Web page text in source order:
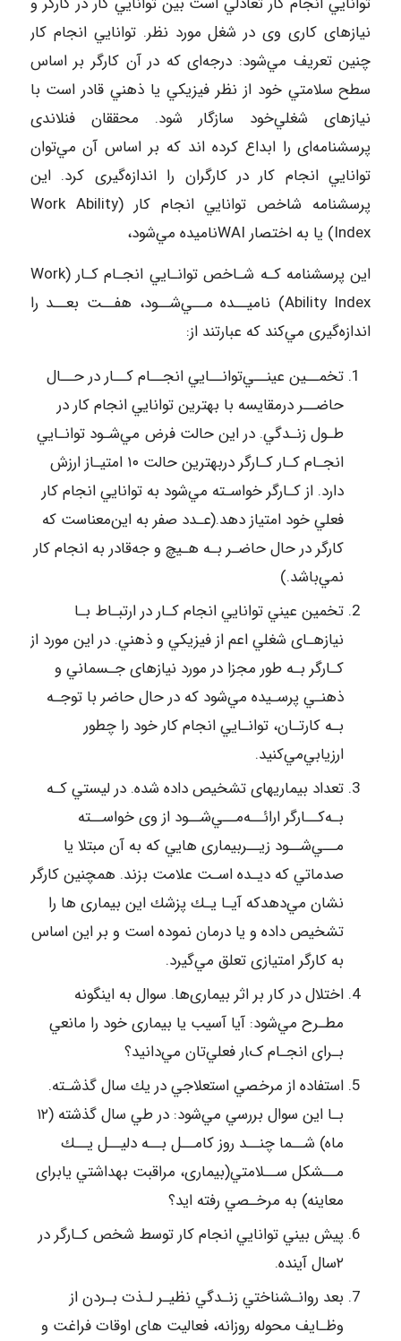
ﻧﻴﺎزﻫﺎی ﻛﺎری وی در ﺷﻐﻞ ﻣﻮرد ﻧﻈﺮ. ﺗﻮاﻧﺎﻳﻲ اﻧﺠﺎم ﻛﺎر
ﭼﻨﻴﻦ ﺗﻌﺮﻳﻒ ﻣﻲﺷﻮد: درﺟﻪای ﻛﻪ در آن ﻛﺎرﮔﺮ ﺑﺮ اﺳﺎس
ﺳﻄﺢ ﺳﻼﻣﺘﻲ ﺧﻮد از ﻧﻈﺮ ﻓﻴﺰﻳﻜﻲ ﻳﺎ ذﻫﻨﻲ ﻗﺎدر اﺳﺖ ﺑﺎ
ﻧﻴﺎزﻫﺎی ﺷﻐﻠﻲﺧﻮد ﺳﺎزﮔﺎر ﺷﻮد. ﻣﺤﻘﻘﺎن ﻓﻨﻼﻧﺪی
ﭘﺮﺳﺸﻨﺎﻣﻪای را اﺑﺪاع ﻛﺮده اﻧﺪ ﻛﻪ ﺑﺮ اﺳﺎس آن ﻣﻲﺗﻮان
ﺗﻮاﻧﺎﻳﻲ اﻧﺠﺎم ﻛﺎر در ﻛﺎرﮔﺮان را اﻧﺪازهﮔﻴﺮی ﻛﺮد. اﻳﻦ
ﭘﺮﺳﺸﻨﺎﻣﻪ ﺷﺎﺧﺺ ﺗﻮاﻧﺎﻳﻲ اﻧﺠﺎم ﻛﺎر (Work Ability
Index) ﻳﺎ ﺑﻪ اﺧﺘﺼﺎر WAIﻧﺎﻣﻴﺪه ﻣﻲﺷﻮد،
اﻳﻦ ﭘﺮﺳﺸﻨﺎﻣﻪ ﻛـﻪ ﺷـﺎﺧﺺ ﺗﻮاﻧـﺎﻳﻲ اﻧﺠـﺎم ﻛـﺎر (Work
Ability Index) ﻧﺎﻣﻴــﺪه ﻣــﻲﺷــﻮد، ﻫﻔــﺖ ﺑﻌــﺪ را
اﻧﺪازهﮔﻴﺮی ﻣﻲﻛﻨﺪ ﻛﻪ ﻋﺒﺎرﺗﻨﺪ از:
ﺗﺨﻤــﻴﻦ ﻋﻴﻨــﻲﺗﻮاﻧــﺎﻳﻲ اﻧﺠــﺎم ﻛــﺎر در ﺣــﺎل
ﺣﺎﺿــﺮ درﻣﻘﺎﻳﺴﻪ ﺑﺎ ﺑﻬﺘﺮﻳﻦ ﺗﻮاﻧﺎﻳﻲ اﻧﺠﺎم ﻛﺎر در
ﻃـﻮل زﻧـﺪﮔﻲ. در اﻳﻦ ﺣﺎﻟﺖ ﻓﺮض ﻣﻲﺷـﻮد ﺗﻮاﻧـﺎﻳﻲ
اﻧﺠـﺎم ﻛـﺎر ﻛـﺎرﮔﺮ درﺑﻬﺘﺮﻳﻦ ﺣﺎﻟﺖ ۱۰ اﻣﺘﻴـﺎز ارزش
دارد. از ﻛـﺎرﮔﺮ ﺧﻮاﺳـﺘﻪ ﻣﻲﺷﻮد ﺑﻪ ﺗﻮاﻧﺎﻳﻲ اﻧﺠﺎم ﻛﺎر
ﻓﻌﻠﻲ ﺧﻮد اﻣﺘﻴﺎز دﻫﺪ.(ﻋـﺪد ﺻﻔﺮ ﺑﻪ اﻳﻦﻣﻌﻨﺎﺳﺖ ﻛﻪ
ﻛﺎرﮔﺮ در ﺣﺎل ﺣﺎﺿـﺮ ﺑـﻪ ﻫـﻴﭻ و ﺟﻪﻗﺎدر ﺑﻪ اﻧﺠﺎم ﻛﺎر
ﻧﻤﻲﺑﺎﺷﺪ.)
ﺗﺨﻤﻴﻦ ﻋﻴﻨﻲ ﺗﻮاﻧﺎﻳﻲ اﻧﺠﺎم ﻛـﺎر در ارﺗﺒـﺎط ﺑـﺎ
ﻧﻴﺎزﻫـﺎی ﺷﻐﻠﻲ اﻋﻢ از ﻓﻴﺰﻳﻜﻲ و ذﻫﻨﻲ. در اﻳﻦ ﻣﻮرد از
ﻛـﺎرﮔﺮ ﺑـﻪ ﻃﻮر ﻣﺠﺰا در ﻣﻮرد ﻧﻴﺎزﻫﺎی ﺟـﺴﻤﺎﻧﻲ و
ذﻫﻨـﻲ ﭘﺮﺳـﻴﺪه ﻣﻲﺷﻮد ﻛﻪ در ﺣﺎل ﺣﺎﺿﺮ ﺑﺎ ﺗﻮﺟـﻪ
ﺑـﻪ ﻛﺎرﺗـﺎن، ﺗﻮاﻧـﺎﻳﻲ اﻧﺠﺎم ﻛﺎر ﺧﻮد را ﭼﻄﻮر
ارزﻳﺎﺑﻲﻣﻲﻛﻨﻴﺪ.
ﺗﻌﺪاد ﺑﻴﻤﺎرﻳﻬﺎی ﺗﺸﺨﻴﺺ داده ﺷﺪه. در ﻟﻴﺴﺘﻲ ﻛـﻪ
ﺑـﻪﻛــﺎرﮔﺮ اراﺋــﻪﻣــﻲﺷــﻮد از وی ﺧﻮاﺳــﺘﻪ
ﻣــﻲﺷــﻮد زﻳــﺮﺑﻴﻤﺎری ﻫﺎﻳﻲ ﻛﻪ ﺑﻪ آن ﻣﺒﺘﻼ ﻳﺎ
ﺻﺪﻣﺎﺗﻲ ﻛﻪ دﻳـﺪه اﺳـﺖ ﻋﻼﻣﺖ ﺑﺰﻧﺪ. ﻫﻤﭽﻨﻴﻦ ﻛﺎرﮔﺮ
ﻧﺸﺎن ﻣﻲدﻫﺪﻛﻪ آﻳـﺎ ﻳـﻚ ﭘﺰﺷﻚ اﻳﻦ ﺑﻴﻤﺎری ﻫﺎ را
ﺗﺸﺨﻴﺺ داده و ﻳﺎ درﻣﺎن ﻧﻤﻮده اﺳﺖ و ﺑﺮ اﻳﻦ اﺳﺎس
ﺑﻪ ﻛﺎرﮔﺮ اﻣﺘﻴﺎزی ﺗﻌﻠﻖ ﻣﻲﮔﻴﺮد.
اﺧﺘﻼل در ﻛﺎر ﺑﺮ اﺛﺮ ﺑﻴﻤﺎریﻫﺎ. ﺳﻮال ﺑﻪ اﻳﻨﮕﻮﻧﻪ
ﻣﻄـﺮح ﻣﻲﺷﻮد: آﻳﺎ آﺳﻴﺐ ﻳﺎ ﺑﻴﻤﺎری ﺧﻮد را ﻣﺎﻧﻌﻲ
ﺑـﺮای اﻧﺠـﺎم کﺎر ﻓﻌﻠﻲﺗﺎن ﻣﻲداﻧﻴﺪ؟
اﺳﺘﻔﺎده از ﻣﺮﺧﺼﻲ اﺳﺘﻌﻼﺟﻲ در ﻳﻚ ﺳﺎل ﮔﺬﺷـﺘﻪ.
ﺑـﺎ اﻳﻦ ﺳﻮال ﺑﺮرﺳﻲ ﻣﻲﺷﻮد: در ﻃﻲ ﺳﺎل ﮔﺬﺷﺘﻪ (۱۲
ﻣﺎه) ﺷــﻤﺎ ﭼﻨــﺪ روز ﻛﺎﻣــﻞ ﺑــﻪ دﻟﻴــﻞ ﻳــﻚ
ﻣــﺸﻜﻞ ﺳــﻼﻣﺘﻲ(ﺑﻴﻤﺎری، ﻣﺮاﻗﺒﺖ ﺑﻬﺪاﺷﺘﻲ ﻳﺎﺑﺮای
ﻣﻌﺎﻳﻨﻪ) ﺑﻪ ﻣﺮﺧـﺼﻲ رﻓﺘﻪ اﻳﺪ؟
ﭘﻴﺶ ﺑﻴﻨﻲ ﺗﻮاﻧﺎﻳﻲ اﻧﺠﺎم ﻛﺎر ﺗﻮﺳﻂ ﺷﺨﺺ ﻛـﺎرﮔﺮ در
۲ﺳﺎل آﻳﻨﺪه.
ﺑﻌﺪ رواﻧـﺸﻨﺎﺧﺘﻲ زﻧـﺪﮔﻲ ﻧﻈﻴـﺮ ﻟـﺬت ﺑـﺮدن از
وﻇـﺎﻳﻒ ﻣﺤﻮﻟﻪ روزاﻧﻪ، ﻓﻌﺎﻟﻴﺖ ﻫﺎی اوﻗﺎت ﻓﺮاﻏﺖ و